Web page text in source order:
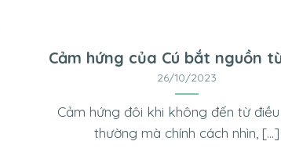
Cảm hứng của Cú bắt nguồn
26/10/2023
Cảm hứng đôi khi không đến từ
thường mà chính cách nhìn, [...]